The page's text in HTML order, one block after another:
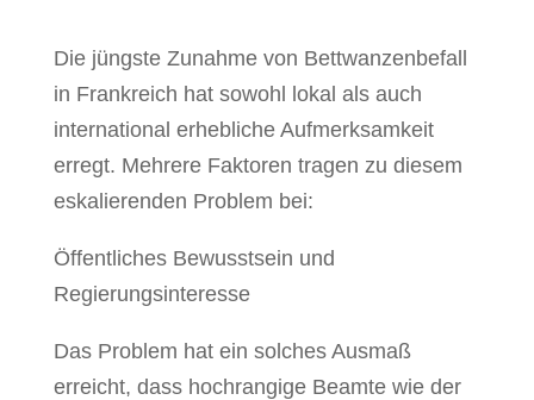
Die jüngste Zunahme von Bettwanzenbefall
in Frankreich hat sowohl lokal als auch
international erhebliche Aufmerksamkeit
erregt. Mehrere Faktoren tragen zu diesem
eskalierenden Problem bei:
Öffentliches Bewusstsein und
Regierungsinteresse
Das Problem hat ein solches Ausmaß
erreicht, dass hochrangige Beamte wie der